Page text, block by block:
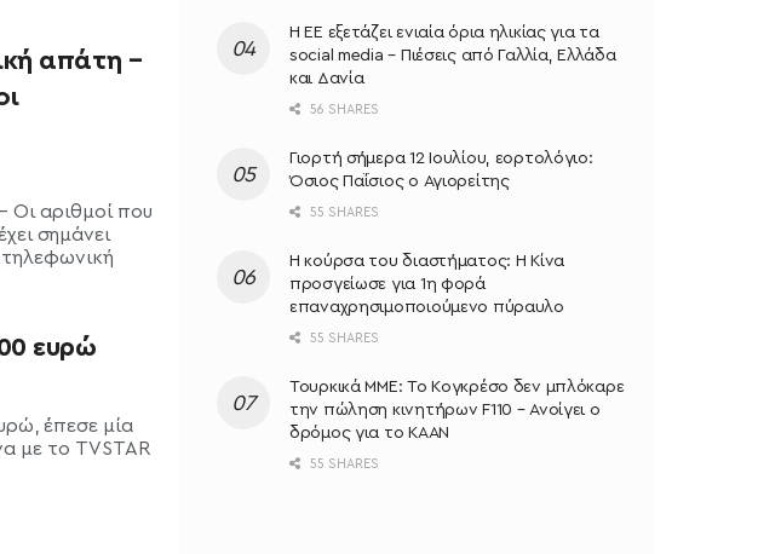
απάτη –
αριθμοί που
σημάνει
ευρώ
έπεσε μία
με το TVSTAR
Η ΕΕ εξετάζει ενιαία όρια ηλικίας για τα
social media – Πιέσεις από Γαλλία, Ελλάδα
και Δανία
56 SHARES
Γιορτή σήμερα 12 Ιουλίου, εορτολόγιο:
Όσιος Παΐσιος ο Αγιορείτης
55 SHARES
Η κούρσα του διαστήματος: Η Κίνα
προσγείωσε για 1η φορά
επαναχρησιμοποιούμενο πύραυλο
55 SHARES
Τουρκικά ΜΜΕ: Το Κογκρέσο δεν μπλόκαρε
την πώληση κινητήρων F110 – Ανοίγει ο
δρόμος για το KAAN
55 SHARES